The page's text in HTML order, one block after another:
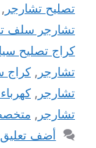
تصليح تشارجر ,
تشارجر سلف
كراج تصليح
تشارجر , كراج
تشارجر ,
تشارجر ,
أضف تعليق